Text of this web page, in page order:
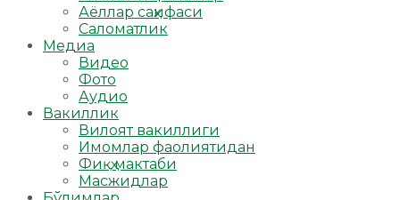
Аёллар саҳифаси
Саломатлик
Медиа
Видео
Фото
Аудио
Вакиллик
Вилоят вакиллиги
Имомлар фаолиятидан
Фиқҳ мактаби
Масжидлар